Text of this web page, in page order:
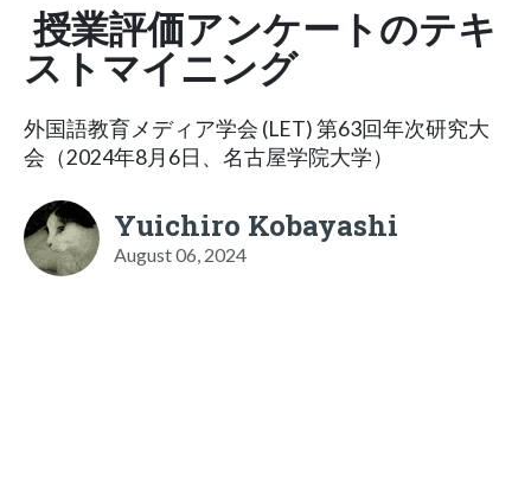
授業評価アンケートのテキ
ストマイニング
外国語教育メディア学会 (LET) 第63回年次研究大
会（2024年8月6日、名古屋学院大学）
Yuichiro Kobayashi
August 06, 2024